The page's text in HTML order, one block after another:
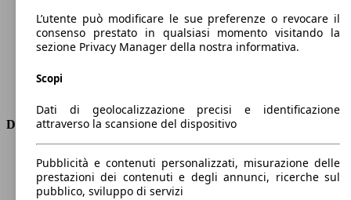
Cilindrata
2143 ccm
Carburante
Diesel
Trasmissione
Dimensioni
Lunghezza
4640 mm
Altezza
1440 mm
Larghezza
2020 mm
L’utente può modificare le sue preferenze o revocare il
consenso prestato in qualsiasi momento visitando la
sezione Privacy Manager della nostra informativa.
Scopi
Dati di geolocalizzazione precisi e identificazione
attraverso la scansione del dispositivo
Pubblicità e contenuti personalizzati, misurazione delle
prestazioni dei contenuti e degli annunci, ricerche sul
pubblico, sviluppo di servizi